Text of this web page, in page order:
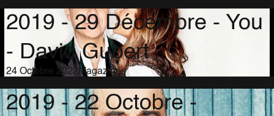
2019 - 29 Décembre - You
- David Gubert
24 Octobre 2022 Magazines
2019 - 22 Octobre -